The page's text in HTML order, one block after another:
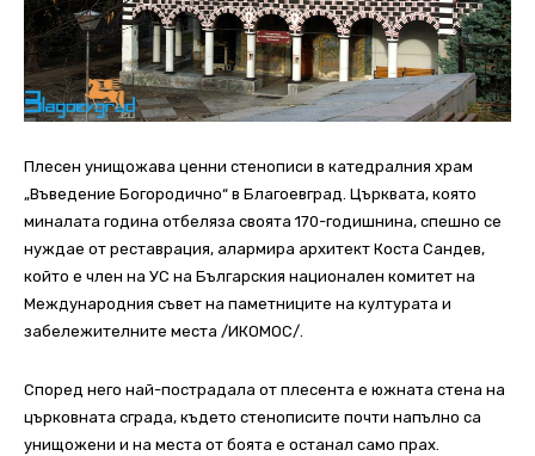
Плесен унищожава ценни стенописи в катедралния храм
„Въведение Богородично“ в Благоевград. Църквата, която
миналата година отбеляза своята 170-годишнина, спешно се
нуждае от реставрация, алармира архитект Коста Сандев,
който е член на УС на Българския национален комитет на
Международния съвет на паметниците на културата и
забележителните места /ИКОМОС/.
Според него най-пострадала от плесента е южната стена на
църковната сграда, където стенописите почти напълно са
унищожени и на места от боята е останал само прах.